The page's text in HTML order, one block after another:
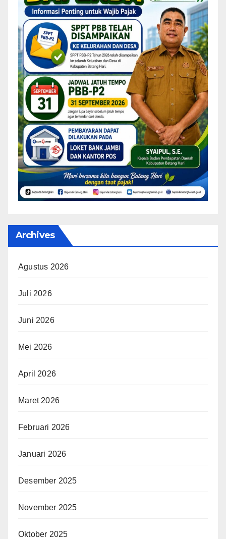
Archives
Agustus 2026
Juli 2026
Juni 2026
Mei 2026
April 2026
Maret 2026
Februari 2026
Januari 2026
Desember 2025
November 2025
Oktober 2025